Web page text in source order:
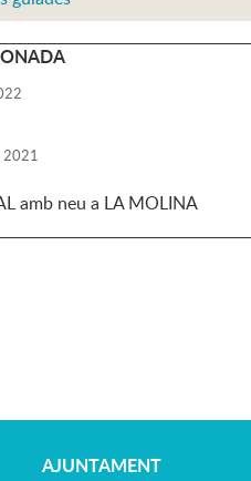
2021
amb neu a LA MOLINA
AJUNTAMENT